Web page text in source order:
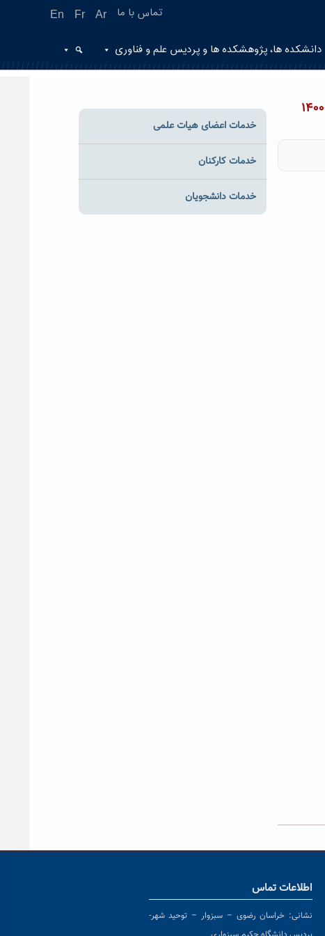
En Fr Ar تماس با ما
دانشکده ها، پژوهشکده ها و پردیس علم و فناوری
خدمات اعضای هیات علمی
خدمات کارکنان
خدمات دانشجویان
اطلاعات تماس
نشانی: خراسان رضوی – سبزوار – توحید شهر-